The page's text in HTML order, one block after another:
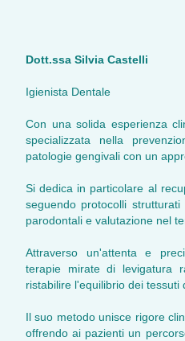
Dott.ssa Silvia Castelli
Igienista Dentale
Con una solida esperienza
specializzata nella
patologie gengivali con un
Si dedica in particolare al
seguendo protocolli
parodontali e valutazione nel
Attraverso un'attenta e
terapie mirate di levigatura
ristabilire l'equilibrio dei tessuti
Il suo metodo unisce rigore
offrendo ai pazienti un